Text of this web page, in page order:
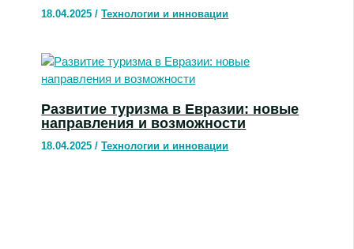
18.04.2025/Технологии и инновации
Развитие туризма в Евразии: новые
направления и возможности
18.04.2025/Технологии и инновации